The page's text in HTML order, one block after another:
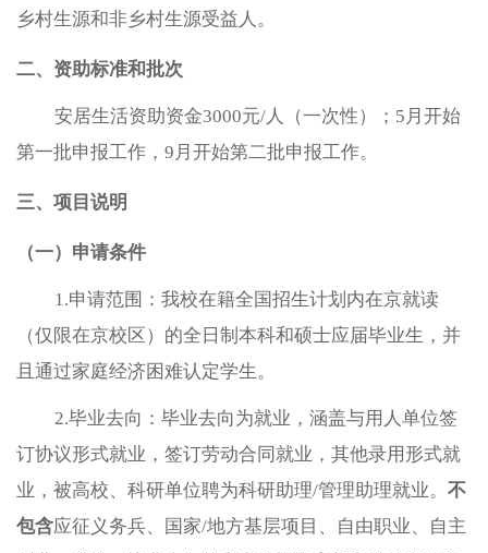
乡村生源和非乡村生源受益人。
二、资助标准和批次
安居生活资助资金3000元/人（一次性）；5月开始
第一批申报工作，9月开始第二批申报工作。
三、项目 说明
（一） 申请条件
1.申请范围：我校在籍全国招生计划内在京就读
（仅限在京校区）的全日制本科和硕士应届毕业生，并
且通过家庭经济困难认定学生。
2.毕业去向：毕业去向为就业，涵盖与用人单位签
订协议形式就业，签订劳动合同就业，其他录用形式就
业，被高校、科研单位聘为科研助理/管理助理就业。 不
包含应征义务兵、国家/地方基层项目、自由职业、自主